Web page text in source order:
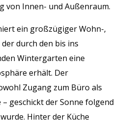
von Innen- und Außenraum.
ein großzügiger Wohn-,
durch den bis ins
Wintergarten eine
erhält. Der
Zugang zum Büro als
geschickt der Sonne folgend
Hinter der Küche